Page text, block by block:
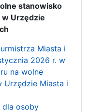
stanowisko
Urzędzie
Miasta i
2026 r. w
na wolne
Urzędzie Miasta i
dla osoby